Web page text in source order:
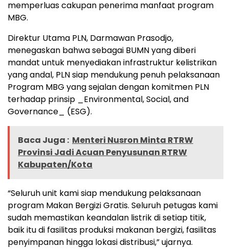
memperluas cakupan penerima manfaat program
MBG.
Direktur Utama PLN, Darmawan Prasodjo,
menegaskan bahwa sebagai BUMN yang diberi
mandat untuk menyediakan infrastruktur kelistrikan
yang andal, PLN siap mendukung penuh pelaksanaan
Program MBG yang sejalan dengan komitmen PLN
terhadap prinsip _Environmental, Social, and
Governance_ (ESG).
Baca Juga : Menteri Nusron Minta RTRW
Provinsi Jadi Acuan Penyusunan RTRW
Kabupaten/Kota
“Seluruh unit kami siap mendukung pelaksanaan
program Makan Bergizi Gratis. Seluruh petugas kami
sudah memastikan keandalan listrik di setiap titik,
baik itu di fasilitas produksi makanan bergizi, fasilitas
penyimpanan hingga lokasi distribusi,” ujarnya.